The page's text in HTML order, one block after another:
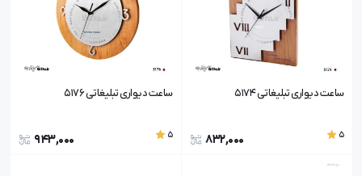
ساعت دیواری تبلیغاتی 5174
5
832,000
ساعت دیواری تبلیغاتی 5176
5
943,000